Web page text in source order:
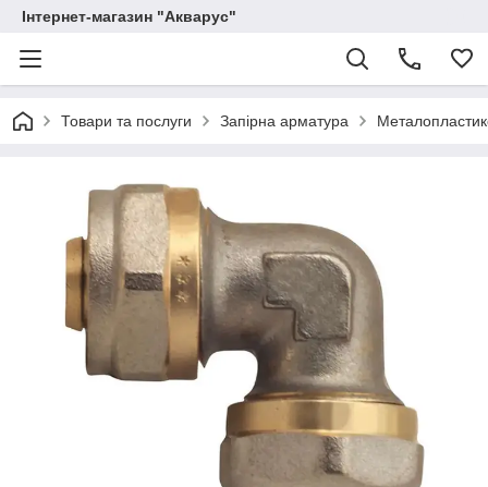
Інтернет-магазин "Акварус"
Товари та послуги Запірна арматура